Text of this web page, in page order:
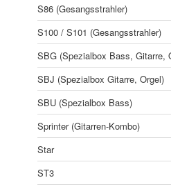
S86 (Gesangsstrahler)
S100 / S101 (Gesangsstrahler)
SBG (Spezialbox Bass, Gitarre,
SBJ (Spezialbox Gitarre, Orgel)
SBU (Spezialbox Bass)
Sprinter (Gitarren-Kombo)
Star
ST3